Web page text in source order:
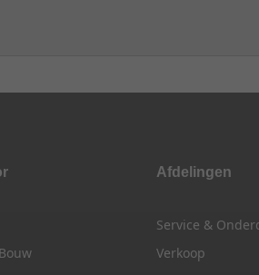
Afdelingen
Service &
Verkoop